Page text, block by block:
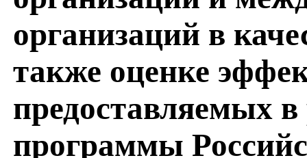
организаций в
также оценке
предоставляемых в
программы